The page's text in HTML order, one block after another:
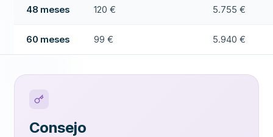
48 meses 120 € 5.755 €
60 meses 99 € 5.940 €
Consejo